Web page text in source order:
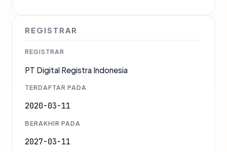
REGISTRAR
REGISTRAR
PT Digital Registra Indonesia
TERDAFTAR PADA
2020-03-11
BERAKHIR PADA
2027-03-11